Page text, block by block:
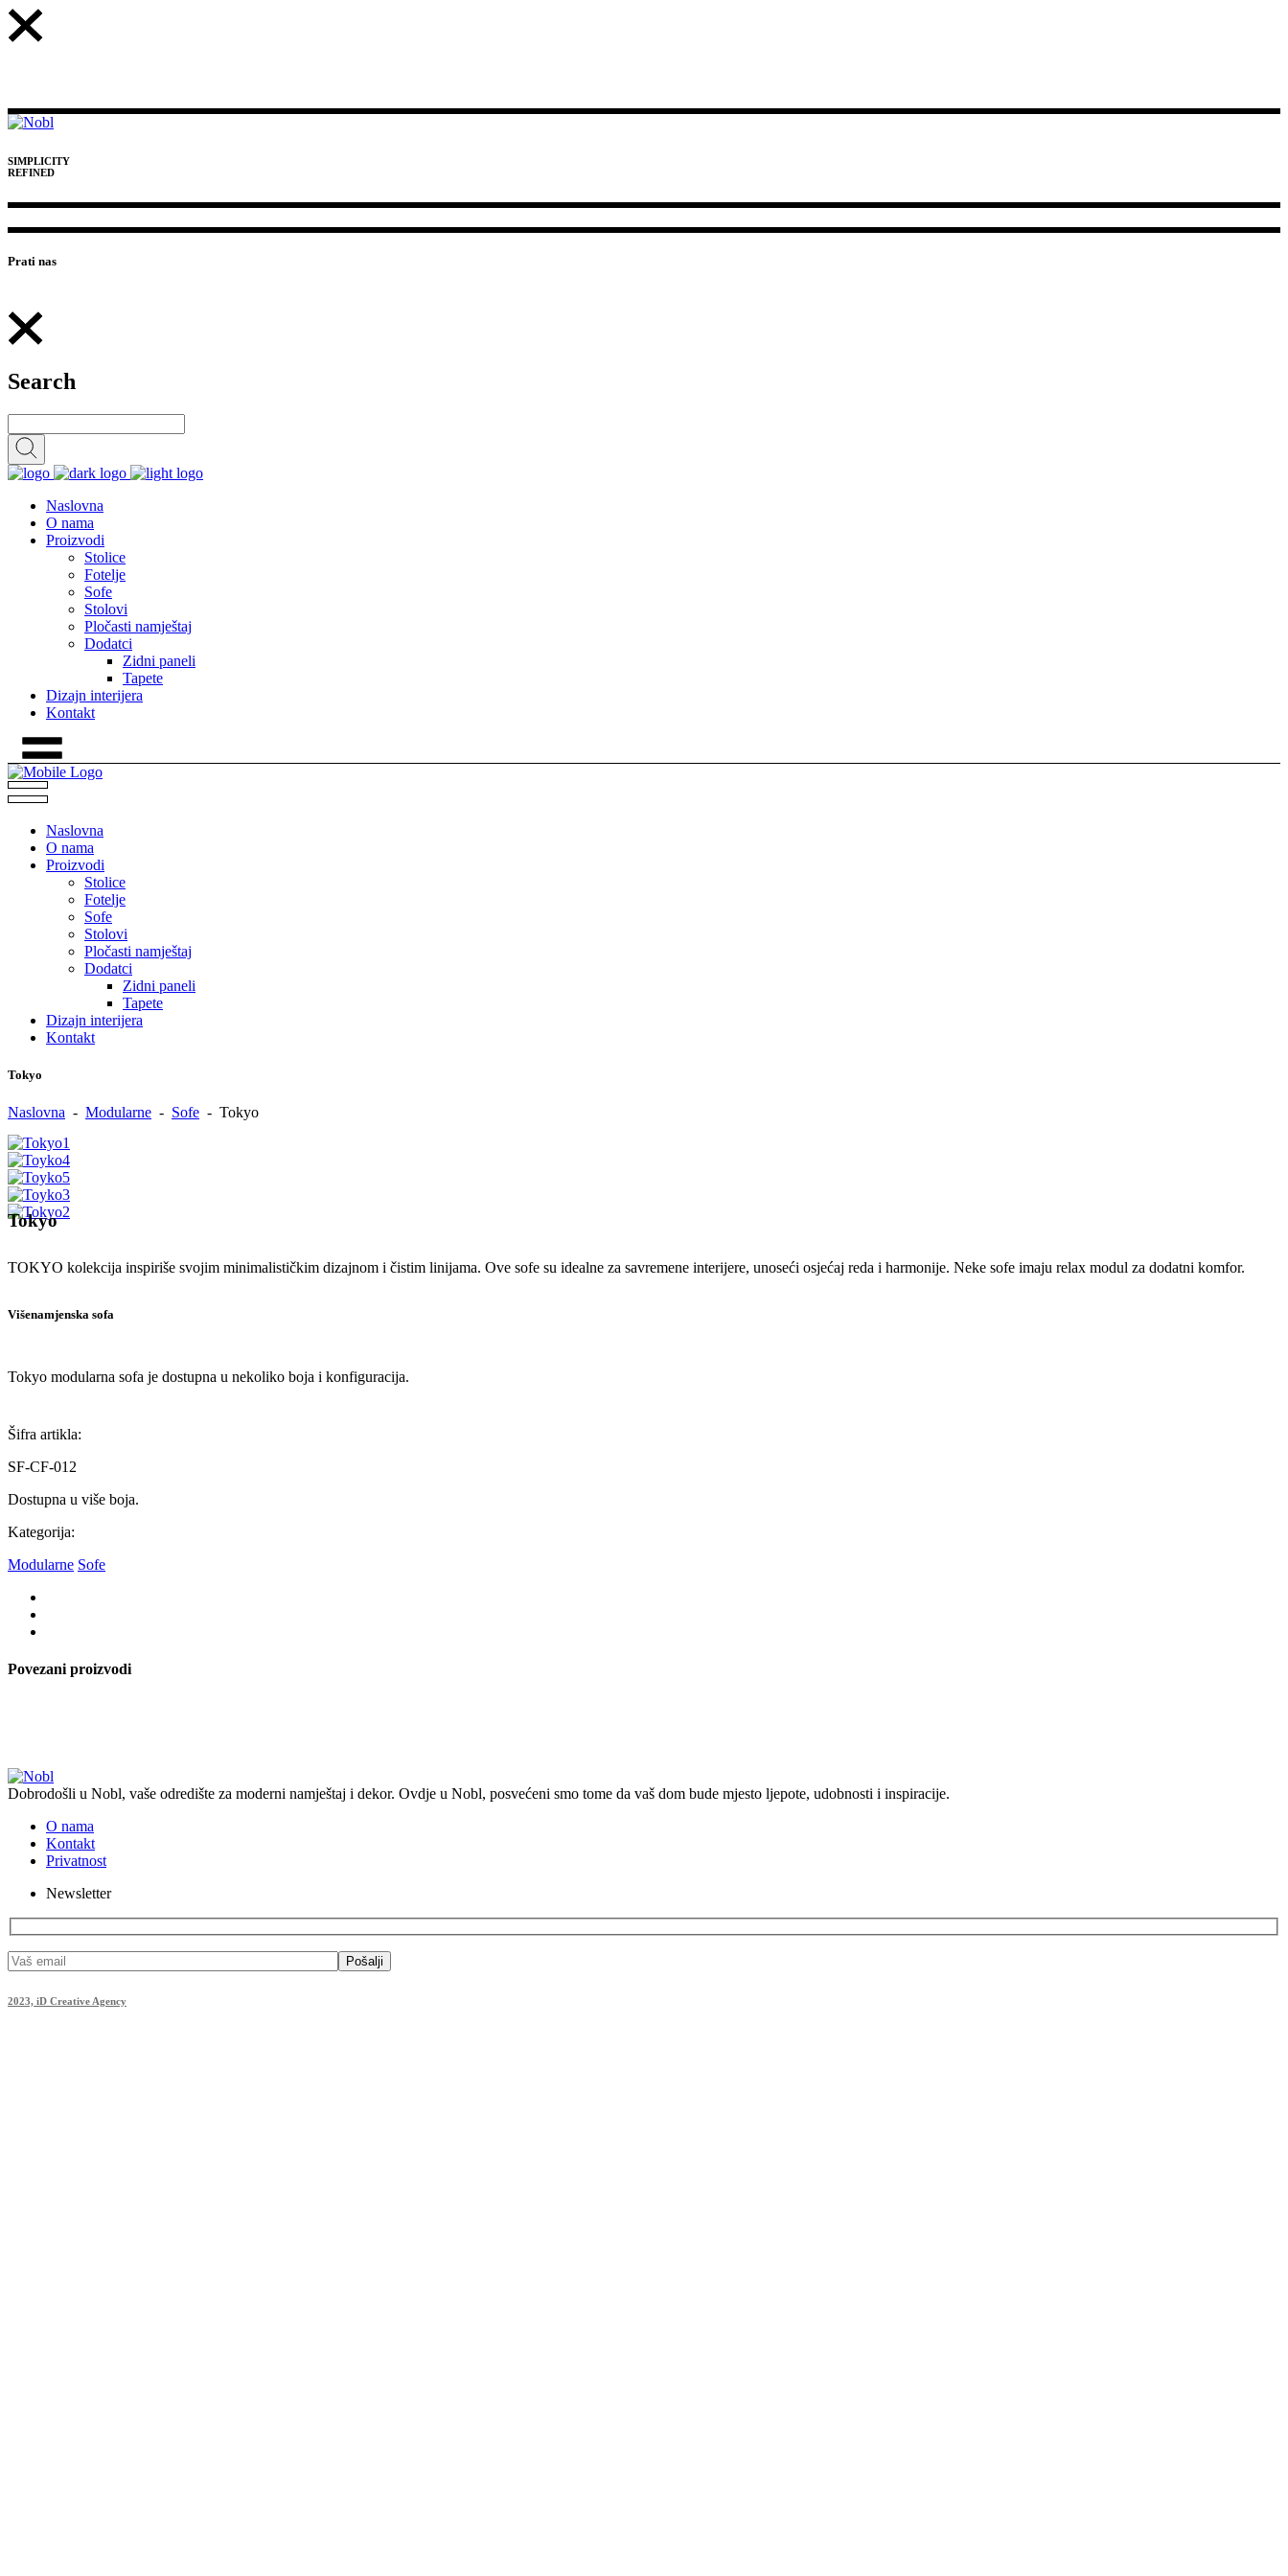
SIMPLICITY
REFINED
Prati nas
Search
Naslovna
O nama
Proizvodi
Stolice
Fotelje
Sofe
Stolovi
Pločasti namještaj
Dodatci
Zidni paneli
Tapete
Dizajn interijera
Kontakt
Naslovna
O nama
Proizvodi
Stolice
Fotelje
Sofe
Stolovi
Pločasti namještaj
Dodatci
Zidni paneli
Tapete
Dizajn interijera
Kontakt
Tokyo
Naslovna - Modularne - Sofe - Tokyo
Tokyo
TOKYO kolekcija inspiriše svojim minimalističkim dizajnom i čistim linijama. Ove sofe su idealne za savremene interijere, unoseći osjećaj reda i harmonije. Neke sofe imaju relax modul za dodatni komfor.
Višenamjenska sofa
Tokyo modularna sofa je dostupna u nekoliko boja i konfiguracija.
Šifra artikla:
SF-CF-012
Dostupna u više boja.
Kategorija:
Modularne Sofe
Povezani proizvodi
Dobrodošli u Nobl, vaše odredište za moderni namještaj i dekor. Ovdje u Nobl, posvećeni smo tome da vaš dom bude mjesto ljepote, udobnosti i inspiracije.
O nama
Kontakt
Privatnost
Newsletter
Pošalji
2023, iD Creative Agency